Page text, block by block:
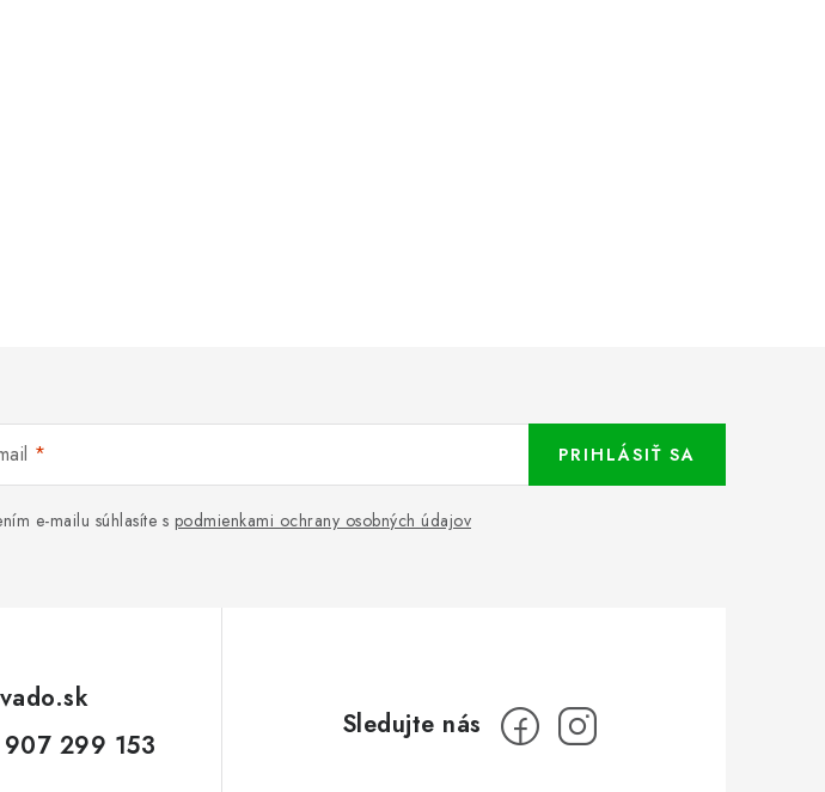
e-mailu súhlasíte s podmienkami ochrany osobných údajov
PRIHLÁSIŤ SA
vado.sk
299 153